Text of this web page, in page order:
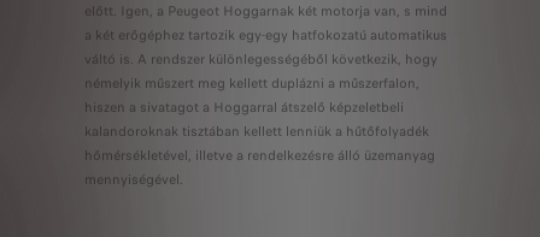
előtt. Igen, a Peugeot Hoggarnak két motorja van, s mind
a két erőgéphez tartozik egy-egy hatfokozatú automatikus
váltó is. A rendszer különlegességéből következik, hogy
némelyik műszert meg kellett duplázni a műszerfalon,
hiszen a sivatagot a Hoggarral átszelő képzeletbeli
kalandoroknak tisztában kellett lenniük a hűtőfolyadék
hőmérsékletével, illetve a rendelkezésre álló üzemanyag
mennyiségével.